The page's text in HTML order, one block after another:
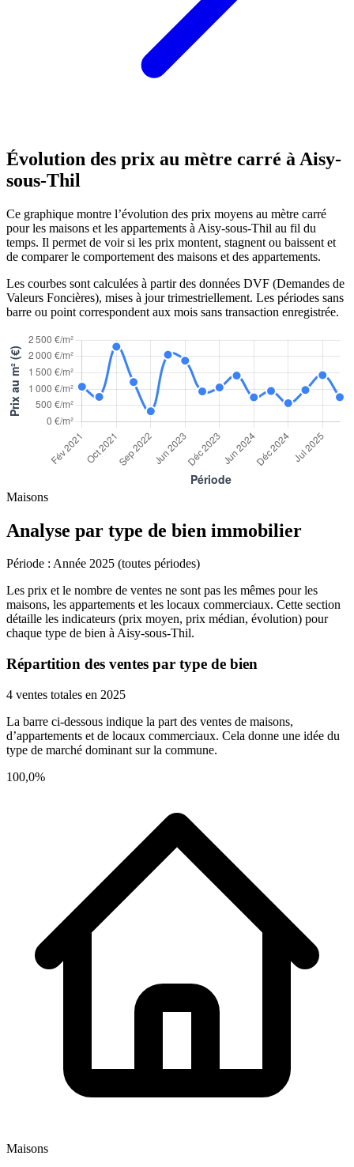
Évolution des prix au mètre carré à Aisy-
sous-Thil
Ce graphique montre l’évolution des prix moyens au mètre carré
pour les maisons et les appartements à Aisy-sous-Thil au fil du
temps. Il permet de voir si les prix montent, stagnent ou baissent et
de comparer le comportement des maisons et des appartements.
Les courbes sont calculées à partir des données DVF (Demandes de
Valeurs Foncières), mises à jour trimestriellement. Les périodes sans
barre ou point correspondent aux mois sans transaction enregistrée.
Maisons
Analyse par type de bien immobilier
Période : Année 2025 (toutes périodes)
Les prix et le nombre de ventes ne sont pas les mêmes pour les
maisons, les appartements et les locaux commerciaux. Cette section
détaille les indicateurs (prix moyen, prix médian, évolution) pour
chaque type de bien à Aisy-sous-Thil.
Répartition des ventes par type de bien
4 ventes totales en 2025
La barre ci-dessous indique la part des ventes de maisons,
d’appartements et de locaux commerciaux. Cela donne une idée du
type de marché dominant sur la commune.
100,0%
Maisons